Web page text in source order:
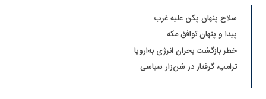
سلاح پنهان پکن علیه غرب
پیدا و پنهان توافق مکه
خطر بازگشت بحران انرژی به‌اروپا
ترامپ، گرفتار در شن‌زار سیاسی